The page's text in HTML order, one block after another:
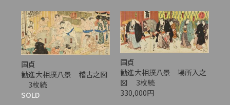
国貞
勧進大相撲八景 稽古之図
3枚続
SOLD
国貞
勧進大相撲八景 場所入之
図 3枚続
330,000円